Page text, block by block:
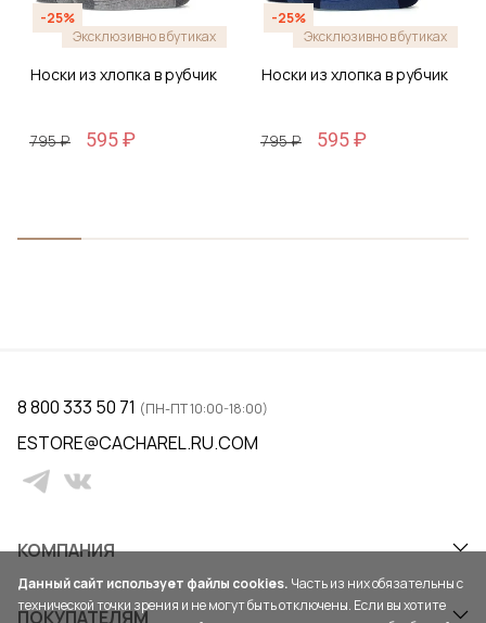
-25%
Эксклюзивно в бутиках
Носки из хлопка в рубчик
795 ₽ 595 ₽
-25%
Эксклюзивно в бутиках
Носки из хлопка в рубчик
795 ₽ 595 ₽
КОМПАНИЯ
ПОКУПАТЕЛЯМ
8 800 333 50 71 (ПН-ПТ 10:00-18:00)
ESTORE@CACHAREL.RU.COM
Данный сайт использует файлы cookies. Часть из них обязательны с
технической точки зрения и не могут быть отключены. Если вы хотите